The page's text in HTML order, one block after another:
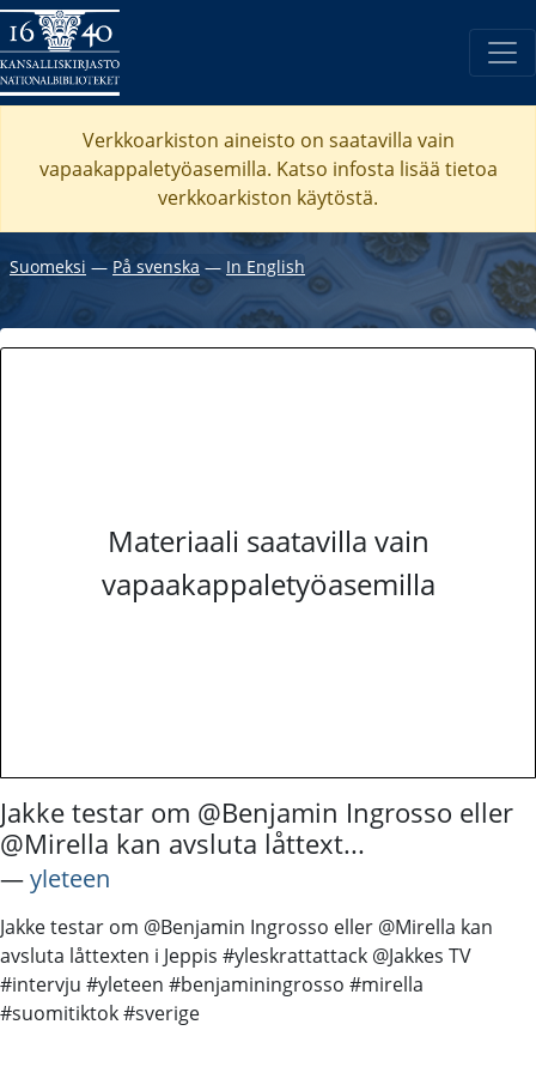
Verkkoarkiston aineisto on saatavilla vain
vapaakappaletyöasemilla. Katso infosta lisää tietoa
verkkoarkiston käytöstä.
Suomeksi ― På svenska ― In English
Materiaali saatavilla vain
vapaakappaletyöasemilla
Jakke testar om @Benjamin Ingrosso eller
@Mirella kan avsluta låttext...
―yleteen
Jakke testar om @Benjamin Ingrosso eller @Mirella kan
avsluta låttexten i Jeppis #yleskrattattack @Jakkes TV
#intervju #yleteen #benjaminingrosso #mirella
#suomitiktok #sverige